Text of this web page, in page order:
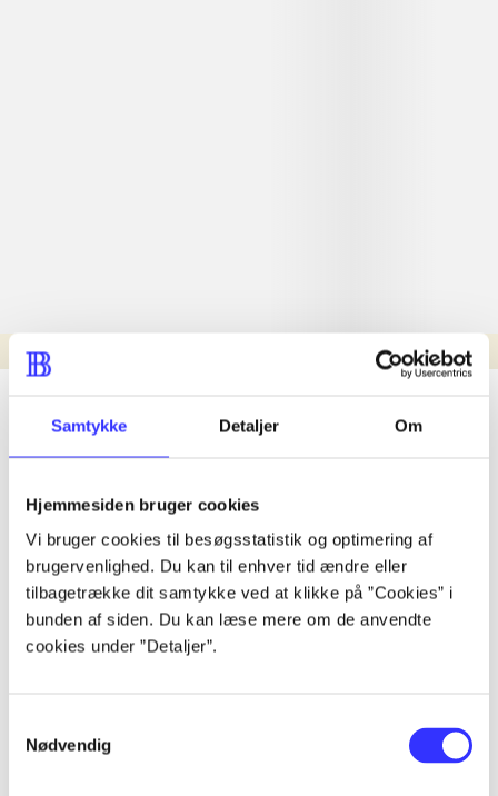
Samtykke Detaljer Om
Hjemmesiden bruger cookies
Vi bruger cookies til besøgsstatistik og optimering af
brugervenlighed. Du kan til enhver tid ændre eller
tilbagetrække dit samtykke ved at klikke på ”Cookies” i
bunden af siden. Du kan læse mere om de anvendte
cookies under ”Detaljer”.
Nødvendig
Nyhed
lorem ipsum dolor sit amet ...
lorem ipsum dolor sit amet ...
lorem ipsum dolor sit amet ...
lorem ipsum dolor sit amet ...
lorem ipsum dolor sit amet ...
lorem ipsum dolor sit amet ...
lorem ipsum dolor sit amet ...